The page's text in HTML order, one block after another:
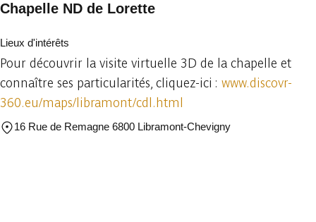
Chapelle ND de Lorette
Lieux d'intérêts
Pour découvrir la visite virtuelle 3D de la chapelle et
connaître ses particularités, cliquez-ici : www.discovr-
360.eu/maps/libramont/cdl.html
16 Rue de Remagne 6800 Libramont-Chevigny